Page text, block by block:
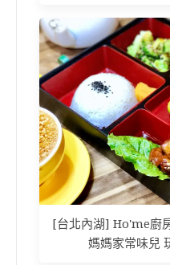
[台北內湖] Ho'me廚
媽媽家常味兒